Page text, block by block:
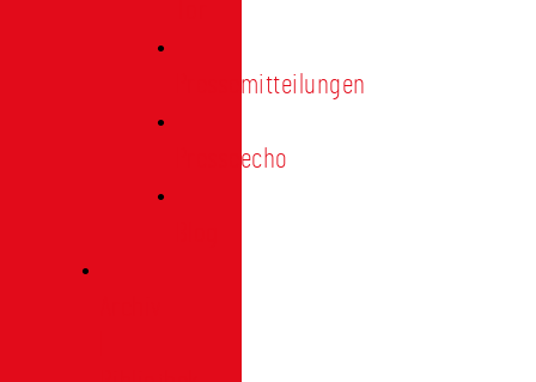
Pressemitteilungen
Presseecho